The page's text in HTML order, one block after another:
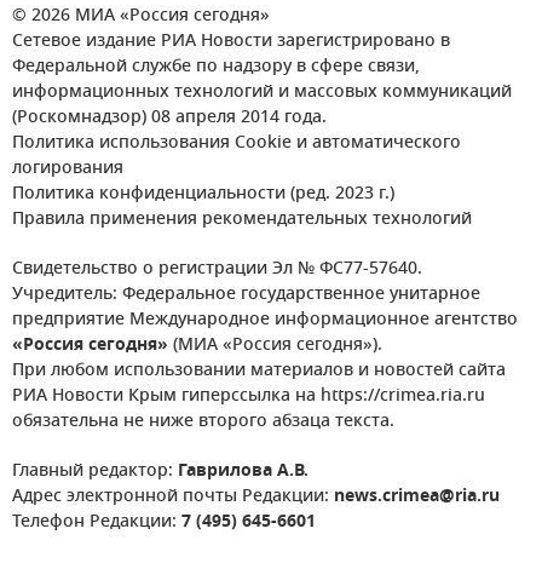
© 2026 МИА «Россия сегодня»
Сетевое издание РИА Новости зарегистрировано в
Федеральной службе по надзору в сфере связи,
информационных технологий и массовых коммуникаций
(Роскомнадзор) 08 апреля 2014 года.
Политика использования Cookie и автоматического
логирования
Политика конфиденциальности (ред. 2023 г.)
Правила применения рекомендательных технологий
Свидетельство о регистрации Эл № ФС77-57640.
Учредитель: Федеральное государственное унитарное
предприятие Международное информационное агентство
«Россия сегодня» (МИА «Россия сегодня»).
При любом использовании материалов и новостей сайта
РИА Новости Крым гиперссылка на https://crimea.ria.ru
обязательна не ниже второго абзаца текста.
Главный редактор: Гаврилова А.В.
Адрес электронной почты Редакции: news.crimea@ria.ru
Телефон Редакции: 7 (495) 645-6601